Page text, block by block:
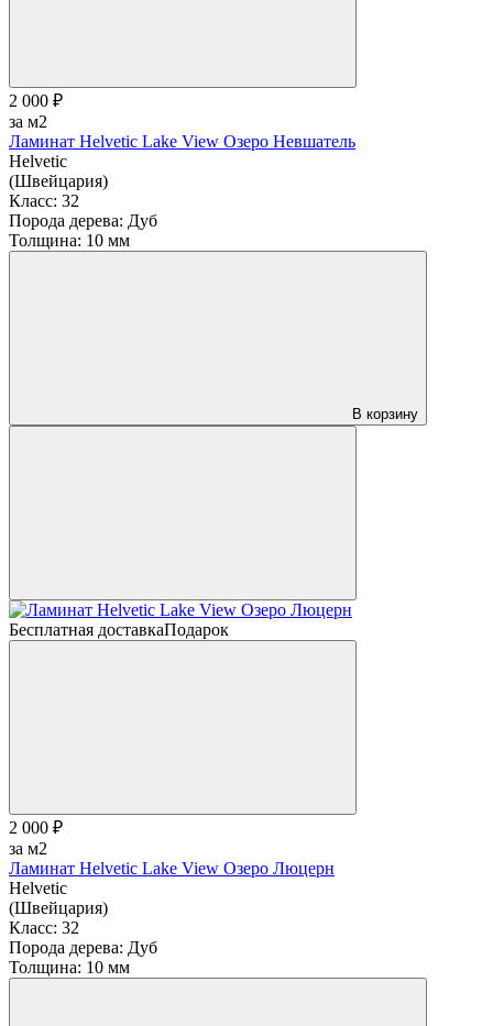
2 000 ₽
за м2
Ламинат Helvetic Lake View Озеро Невшатель
Helvetic
(Швейцария)
Класс: 32
Порода дерева: Дуб
Толщина: 10 мм
В корзину
Бесплатная доставкаПодарок
2 000 ₽
за м2
Ламинат Helvetic Lake View Озеро Люцерн
Helvetic
(Швейцария)
Класс: 32
Порода дерева: Дуб
Толщина: 10 мм